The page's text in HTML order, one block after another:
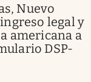
Nuevo
legal y
americana a
DSP-